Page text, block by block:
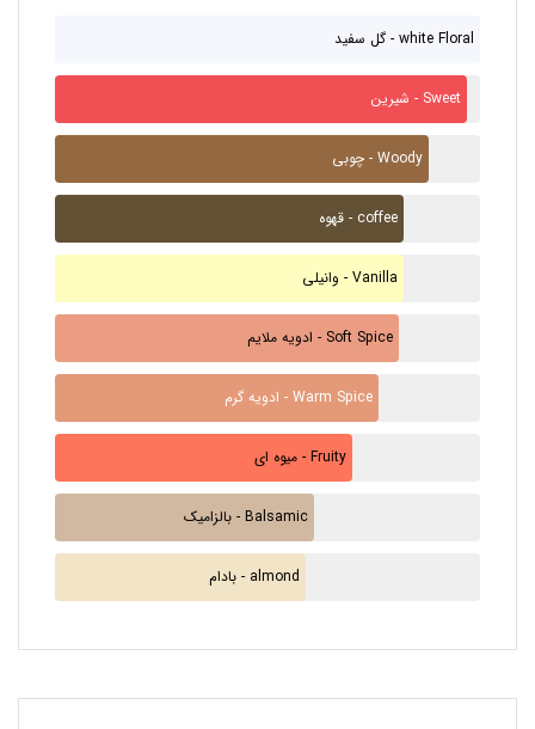
گل سفید - white Floral
شیرین - Sweet
چوبی - Woody
قهوه - coffee
وانیلی - Vanilla
ادویه ملایم - Soft Spice
ادویه گرم - Warm Spice
میوه ای - Fruity
بالزامیک - Balsamic
بادام - almond